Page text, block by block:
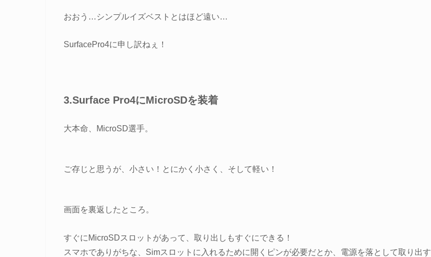
おおう…シンプルイズベストとはほど遠い…
SurfacePro4に申し訳ねぇ！
3.Surface Pro4にMicroSDを装着
大本命、MicroSD選手。
ご存じと思うが、小さい！とにかく小さく、そして軽い！
画面を裏返したところ。
すぐにMicroSDスロットがあって、取り出しもすぐにできる！
スマホでありがちな、Simスロットに入れるために開くピンが必要だとか、電源を落として取り出す